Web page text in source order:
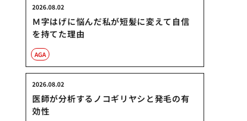
Ｍ字はげに悩んだ私が短髪に変えて自信
を持てた理由
2026.08.02
AGA
医師が分析するノコギリヤシと発毛の有
効性
2026.08.02